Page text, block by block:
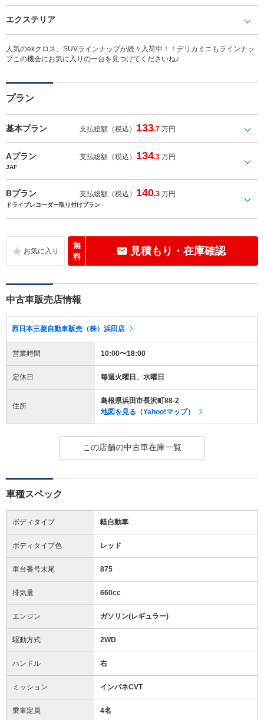
エクステリア
人気のekクロス、SUVラインナップが続々入荷中！！デリカミニもラインナッ
プこの機会にお気に入りの一台を見つけてくださいね♪
プラン
基本プラン 支払総額（税込） 133.7 万円
Aプラン 支払総額（税込） 134.3 万円
JAF
Bプラン 支払総額（税込） 140.3 万円
ドライブレコーダー取り付けプラン
無
料
見積もり・在庫確認
中古車販売店情報
西日本三菱自動車販売（株）浜田店
営業時間 10:00〜18:00
定休日 毎週火曜日、水曜日
住所
島根県浜田市長沢町88-2
地図を見る（Yahoo!マップ）
この店舗の中古車在庫一覧
車種スペック
ボディタイプ 軽自動車
ボディタイプ色 レッド
車台番号末尾 875
排気量 660cc
エンジン ガソリン(レギュラー)
駆動方式 2WD
ハンドル 右
ミッション インパネCVT
乗車定員 4名